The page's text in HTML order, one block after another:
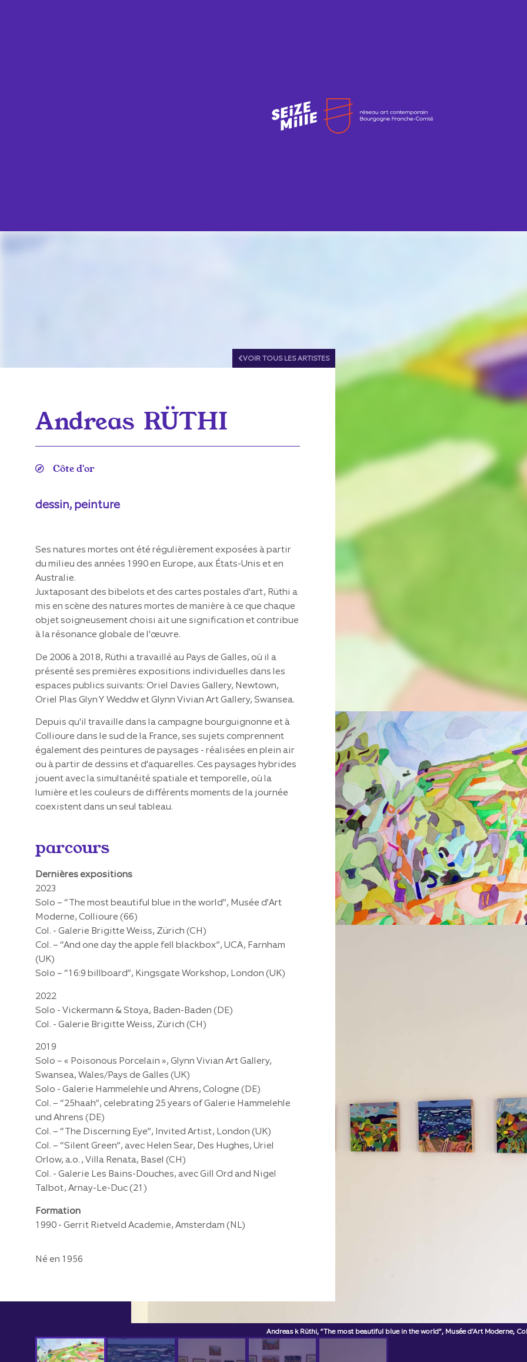
VOIR TOUS LES ARTISTES
Andreas RÜTHI
Côte d'or
dessin, peinture
Ses natures mortes ont été régulièrement exposées à partir
du milieu des années 1990 en Europe, aux États-Unis et en
Australie.
Juxtaposant des bibelots et des cartes postales d'art, Rüthi a
mis en scène des natures mortes de manière à ce que chaque
objet soigneusement choisi ait une signification et contribue
à la résonance globale de l'œuvre.
De 2006 à 2018, Rüthi a travaillé au Pays de Galles, où il a
présenté ses premières expositions individuelles dans les
espaces publics suivants: Oriel Davies Gallery, Newtown,
Oriel Plas Glyn Y Weddw et Glynn Vivian Art Gallery, Swansea.
Depuis qu'il travaille dans la campagne bourguignonne et à
Collioure dans le sud de la France, ses sujets comprennent
également des peintures de paysages - réalisées en plein air
ou à partir de dessins et d'aquarelles. Ces paysages hybrides
jouent avec la simultanéité spatiale et temporelle, où la
lumière et les couleurs de différents moments de la journée
coexistent dans un seul tableau.
parcours
Dernières expositions
2023
Solo – “The most beautiful blue in the world”, Musée d’Art
Moderne, Collioure (66)
Col. - Galerie Brigitte Weiss, Zürich (CH)
Col. – “And one day the apple fell blackbox”, UCA, Farnham
(UK)
Solo – “16:9 billboard”, Kingsgate Workshop, London (UK)
2022
Solo - Vickermann & Stoya, Baden-Baden (DE)
Col. - Galerie Brigitte Weiss, Zürich (CH)
2019
Solo – « Poisonous Porcelain », Glynn Vivian Art Gallery,
Swansea, Wales/Pays de Galles (UK)
Solo - Galerie Hammelehle und Ahrens, Cologne (DE)
Col. – “25haah”, celebrating 25 years of Galerie Hammelehle
und Ahrens (DE)
Col. – “The Discerning Eye”, Invited Artist, London (UK)
Col. – “Silent Green”, avec Helen Sear, Des Hughes, Uriel
Orlow, a.o. , Villa Renata, Basel (CH)
Col. - Galerie Les Bains-Douches, avec Gill Ord and Nigel
Talbot, Arnay-Le-Duc (21)
Formation
1990 - Gerrit Rietveld Academie, Amsterdam (NL)
Né en 1956
06 41 93 48 43
andreasruethi@gmail.com
Site internet